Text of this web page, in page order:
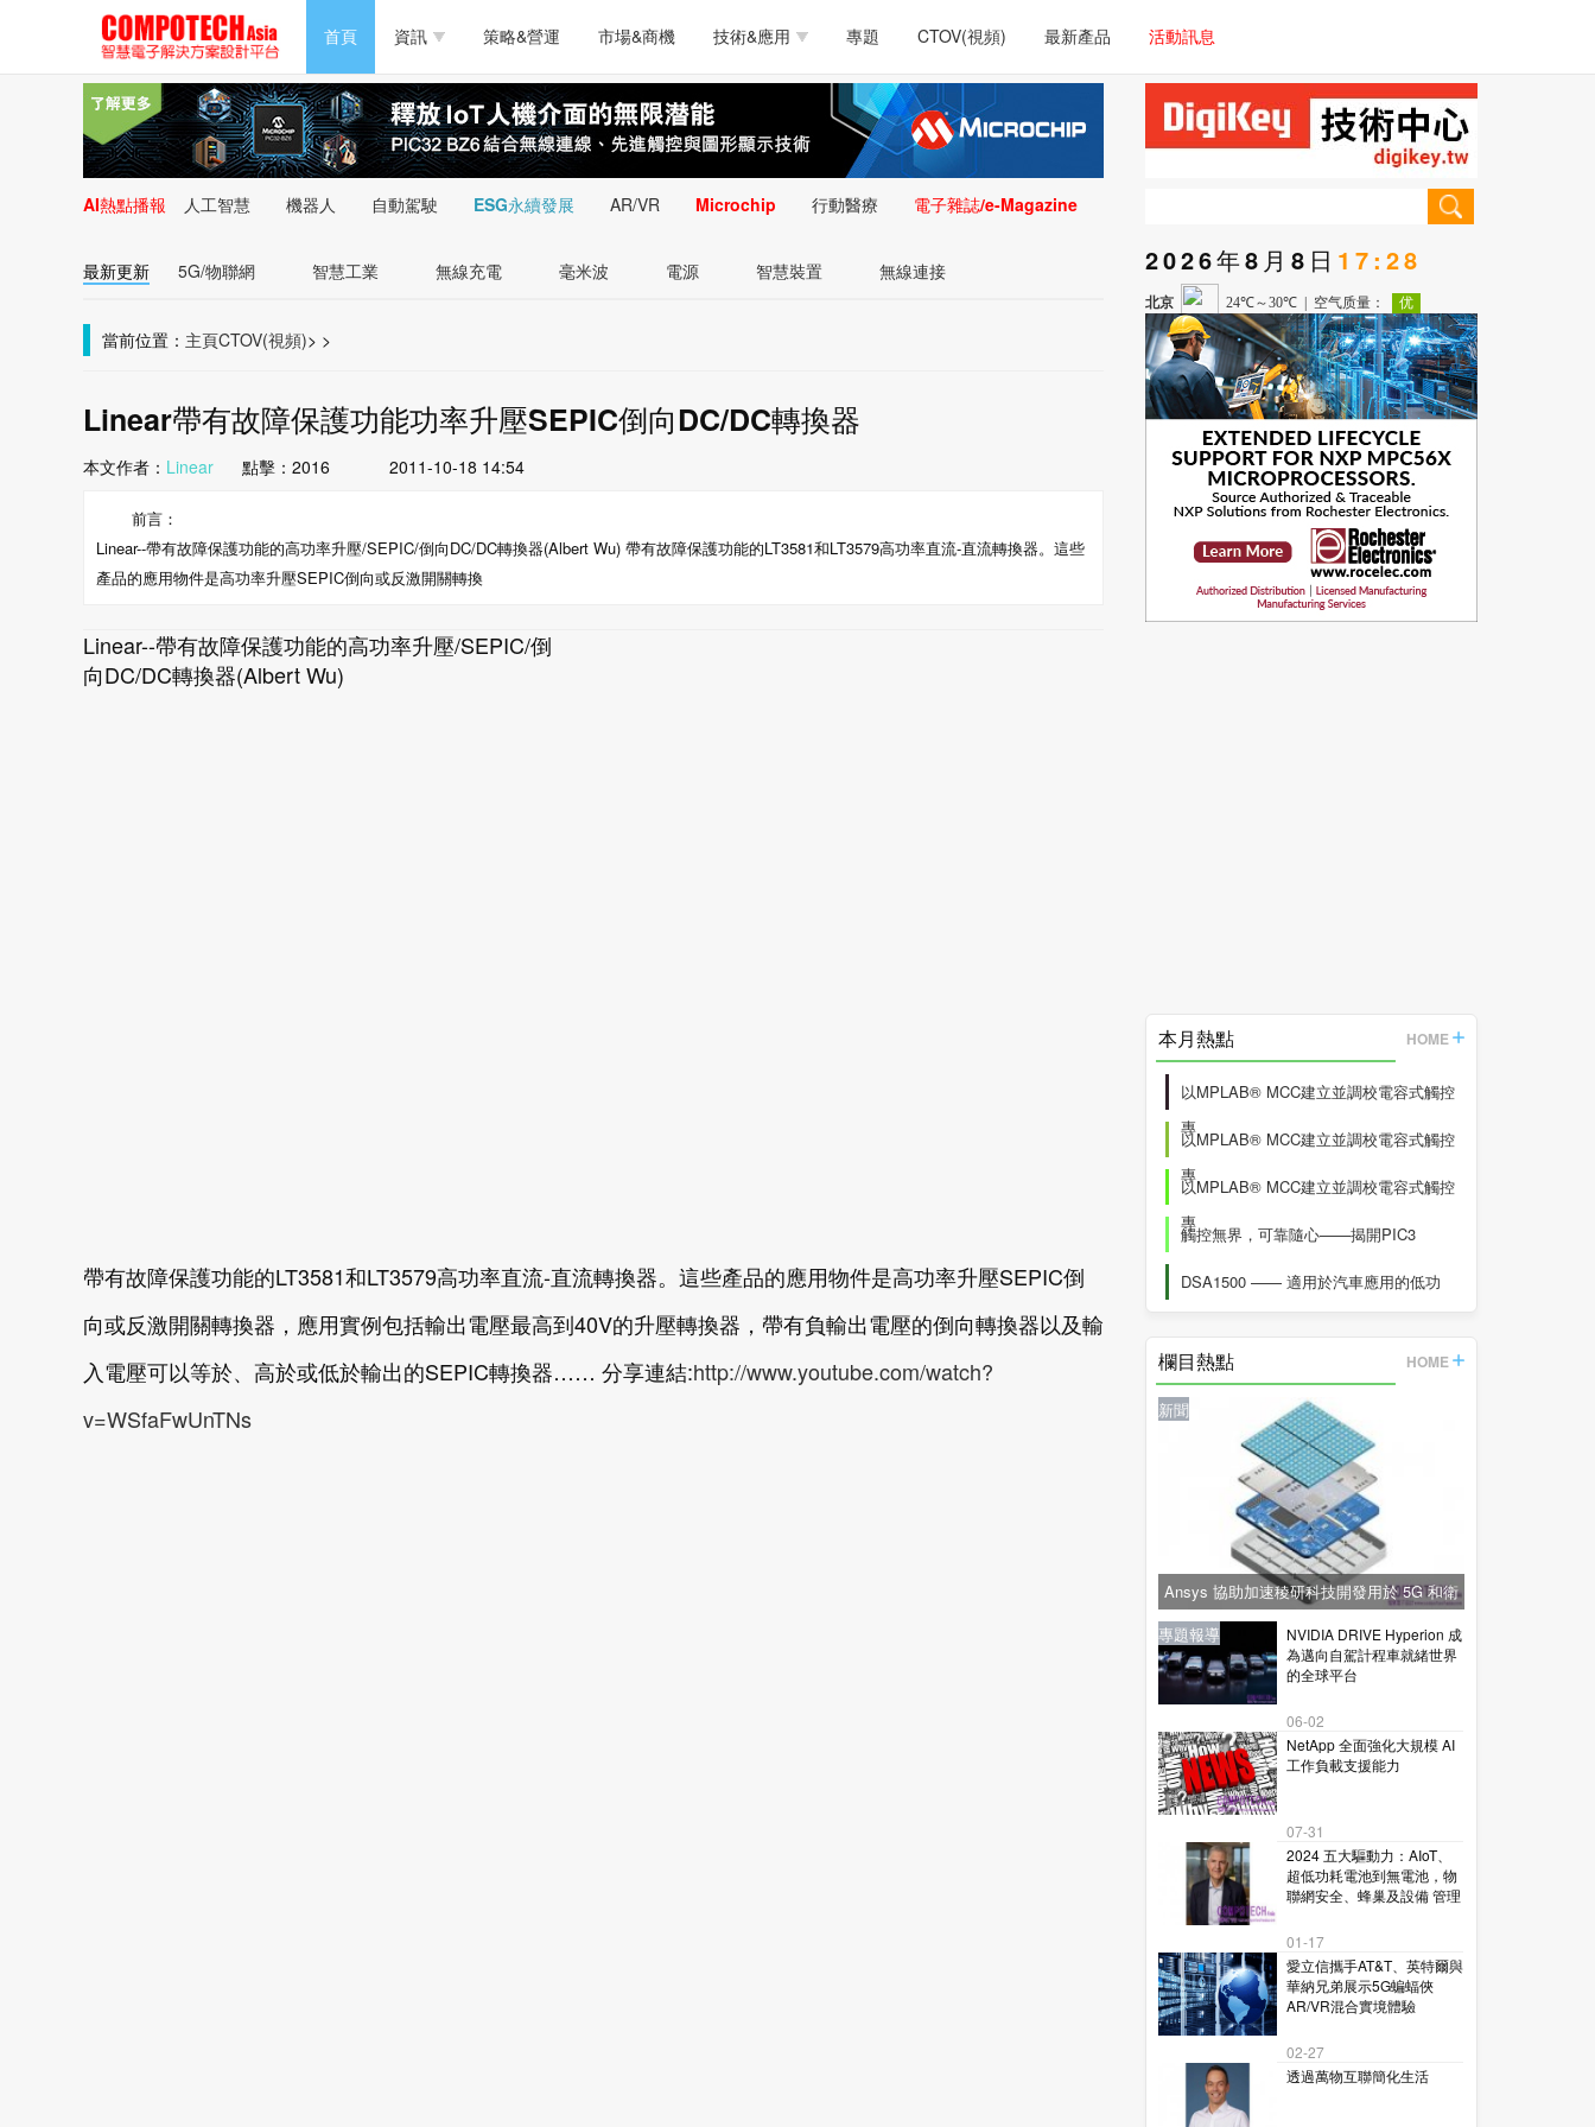
首頁 資訊
半導體/零組件 測試量測
PC/周邊 軟體/工具 醫療電子
新能源 人工智慧 安防監控
策略&營運 市場&商機 技術&應用
電源技術
醫療電子 通訊&網路
類比技術 LED/照明技術 微處理器/微控制器
嵌入技術 感測技術
專題 CTOV(視頻) 最新產品 活動訊息
PC/周邊 軟體/工具 醫療電子
新能源 人工智慧 安防監控
醫療電子 通訊&網路 介面技術
類比技術 LED/照明技術 微處理器/微控制器
嵌入技術 感測技術 量測儀器
智慧型視覺影像/監
控技術
AI熱點播報 人工智慧 機器人 自動駕駛 ESG永續發展 AR/VR Microchip 行動醫療 電子雜誌/e-Magazine
最新更新 5G/物聯網 智慧工業 無線充電 毫米波 電源 智慧裝置 無線連接
當前位置： 主頁 >
CTOV(視頻) >
Linear帶有故障保護功能功率升壓SEPIC倒向DC/DC轉換器
本文作者： Linear點擊： 2016 2011-10-18 14:54
前言：
Linear--帶有故障保護功能的高功率升壓/SEPIC/倒向DC/DC轉換器(Albert Wu) 帶有故障保護功能的LT3581和LT3579高功率直流-直流轉換器。這些
產品的應用物件是高功率升壓SEPIC倒向或反激開關轉換
Linear--帶有故障保護功能的高功率升壓/SEPIC/倒
向DC/DC轉換器(Albert Wu)
帶有故障保護功能的LT3581和LT3579高功率直流-直流轉換器。這些產品的應用物件是高功率升壓SEPIC倒
向或反激開關轉換器，應用實例包括輸出電壓最高到40V的升壓轉換器，帶有負輸出電壓的倒向轉換器以及輸
入電壓可以等於、高於或低於輸出的SEPIC轉換器…… 分享連結:http://www.youtube.com/watch?
v=WSfaFwUnTNs
2026年8月8日 17:28
本月熱點 HOME
以MPLAB® MCC建立並調校電容式觸控
專
以MPLAB® MCC建立並調校電容式觸控
專
以MPLAB® MCC建立並調校電容式觸控
專
觸控無界，可靠隨心——揭開PIC3
DSA1500 —— 適用於汽車應用的低功
欄目熱點 HOME
新聞
Ansys 協助加速稜研科技開發用於 5G 和衛
星通訊的下一代毫米波技術
新聞
NVIDIA DRIVE Hyperion 成
為邁向自駕計程車就緒世界
的全球平台
06-02
新聞
NetApp 全面強化大規模 AI
工作負載支援能力
07-31
專題報導
2024 五大驅動力：AIoT、
超低功耗電池到無電池，物
聯網安全、蜂巢及設備 管理
01-17
新聞
愛立信攜手AT&T、英特爾與
華納兄弟展示5G蝙蝠俠
AR/VR混合實境體驗
02-27
專題報導
透過萬物互聯簡化生活